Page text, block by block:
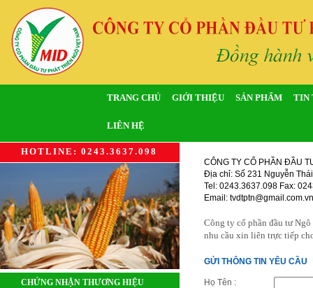
TRANG CHỦ GIỚI THIỆU SẢN PHẨM TIN
LIÊN HỆ
HOTLINE: 0243.3637.098
CHỨNG NHẬN THƯƠNG HIỆU
CÔNG TY CỔ PHẦN ĐẦU
Địa chỉ: Số 231 Nguyễn
Tel: 0243.3637.098 Fax:
Email: tvdtptn@gmail.com.vn
Công ty cổ phần đầu tư
nhu cầu xin liên trực tiếp
GỬI THÔNG TIN YÊU CẦU
Họ Tên :